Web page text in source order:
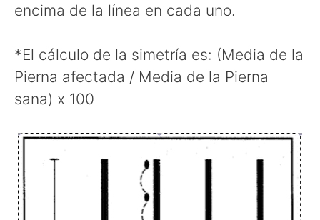
encima de la línea en cada uno.
*El cálculo de la simetría es: (Media de la
Pierna afectada / Media de la Pierna
sana) x 100